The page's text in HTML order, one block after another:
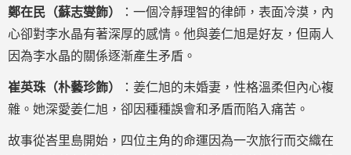
鄭在民（蘇志燮飾）
：一個冷靜理智的律師，表面冷漠，內
心卻對李水晶有著深厚的感情。他與姜仁旭是好友，但兩人
因為李水晶的關係逐漸產生矛盾。
崔英珠（朴藝珍飾）
：姜仁旭的未婚妻，性格溫柔但內心複
雜。她深愛姜仁旭，卻因種種誤會和矛盾而陷入痛苦。
故事從峇里島開始，四位主角的命運因為一次旅行而交織在